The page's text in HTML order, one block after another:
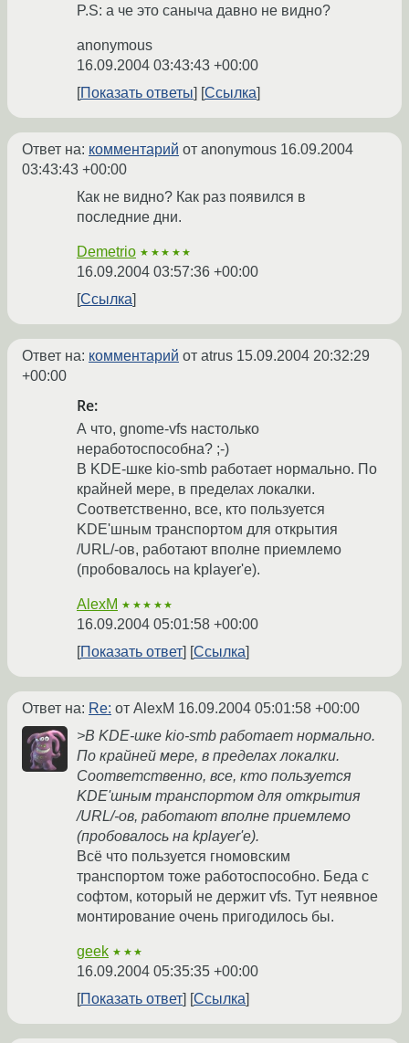
P.S: а че это саныча давно не видно?
anonymous
16.09.2004 03:43:43 +00:00
Показать ответы
Ссылка
Ответ на: комментарий от anonymous 16.09.2004
03:43:43 +00:00
Как не видно? Как раз появился в
последние дни.
Demetrio ★★★★★
16.09.2004 03:57:36 +00:00
Ссылка
Ответ на: комментарий от atrus 15.09.2004 20:32:29
+00:00
Re:
А что, gnome-vfs настолько
неработоспособна? ;-)
В KDE-шке kio-smb работает нормально. По
крайней мере, в пределах локалки.
Соответственно, все, кто пользуется
KDE'шным транспортом для открытия
/URL/-ов, работают вполне приемлемо
(пробовалось на kplayer'е).
AlexM ★★★★★
16.09.2004 05:01:58 +00:00
Показать ответ
Ссылка
Ответ на: Re: от AlexM 16.09.2004 05:01:58 +00:00
>В KDE-шке kio-smb работает нормально.
По крайней мере, в пределах локалки.
Соответственно, все, кто пользуется
KDE'шным транспортом для открытия
/URL/-ов, работают вполне приемлемо
(пробовалось на kplayer'е).
Всё что пользуется гномовским
транспортом тоже работоспособно. Беда с
софтом, который не держит vfs. Тут неявное
монтирование очень пригодилось бы.
geek ★★★
16.09.2004 05:35:35 +00:00
Показать ответ
Ссылка